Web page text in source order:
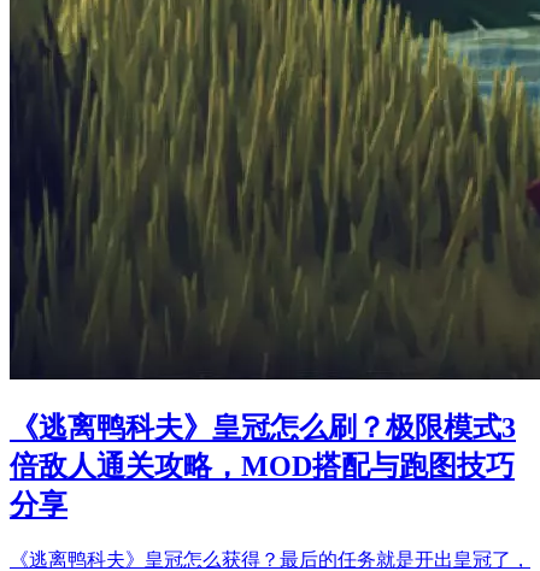
《逃离鸭科夫》皇冠怎么刷？极限模式3
倍敌人通关攻略，MOD搭配与跑图技巧
分享
《逃离鸭科夫》皇冠怎么获得？最后的任务就是开出皇冠了，